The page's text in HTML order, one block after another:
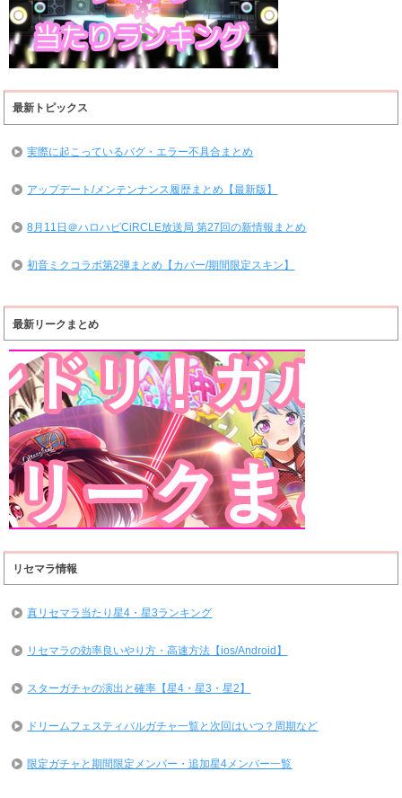
最新トピックス
実際に起こっているバグ・エラー不具合まとめ
アップデート/メンテンナンス履歴まとめ【最新版】
8月11日＠ハロハピCiRCLE放送局 第27回の新情報まとめ
初音ミクコラボ第2弾まとめ【カバー/期間限定スキン】
最新リークまとめ
リセマラ情報
真リセマラ当たり星4・星3ランキング
リセマラの効率良いやり方・高速方法【ios/Android】
スターガチャの演出と確率【星4・星3・星2】
ドリームフェスティバルガチャ一覧と次回はいつ？周期など
限定ガチャと期間限定メンバー・追加星4メンバー一覧